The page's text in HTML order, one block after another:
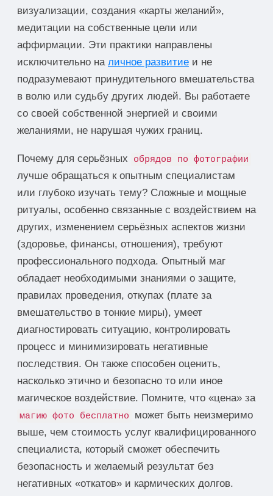
визуализации, создания «карты желаний»,
медитации на собственные цели или
аффирмации. Эти практики направлены
исключительно на личное развитие и не
подразумевают принудительного вмешательства
в волю или судьбу других людей. Вы работаете
со своей собственной энергией и своими
желаниями, не нарушая чужих границ.
Почему для серьёзных обрядов по фотографии
лучше обращаться к опытным специалистам
или глубоко изучать тему? Сложные и мощные
ритуалы, особенно связанные с воздействием на
других, изменением серьёзных аспектов жизни
(здоровье, финансы, отношения), требуют
профессионального подхода. Опытный маг
обладает необходимыми знаниями о защите,
правилах проведения, откупах (плате за
вмешательство в тонкие миры), умеет
диагностировать ситуацию, контролировать
процесс и минимизировать негативные
последствия. Он также способен оценить,
насколько этично и безопасно то или иное
магическое воздействие. Помните, что «цена» за
магию фото бесплатно
может быть неизмеримо
выше, чем стоимость услуг квалифицированного
специалиста, который сможет обеспечить
безопасность и желаемый результат без
негативных «откатов» и кармических долгов.